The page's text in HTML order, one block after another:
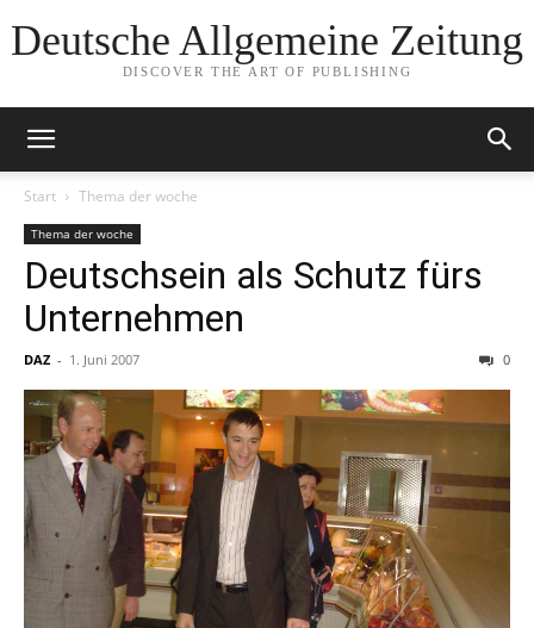
Deutsche Allgemeine Zeitung
DISCOVER THE ART OF PUBLISHING
Start Thema der woche
Thema der woche
Deutschsein als Schutz fürs
Unternehmen
DAZ - 1. Juni 2007 0